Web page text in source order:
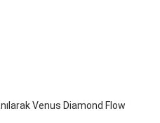
Venus Diamond Flow